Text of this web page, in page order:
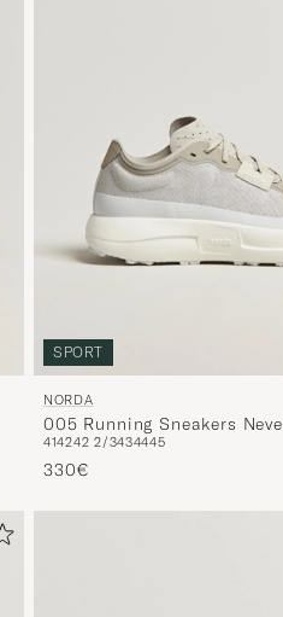
SPORT
NORDA
005 Running Sneakers Neve
414242 2/3434445
330€